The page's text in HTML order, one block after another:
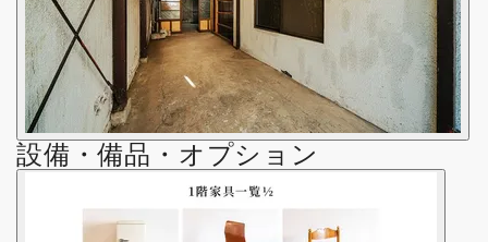
設備・備品・オプション